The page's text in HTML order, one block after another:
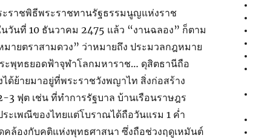
ราชพิธีพระราชทานรัฐธรรมนูญแห่งราช
วันที่ 10 ธันวาคม 2475 แล้ว “งานฉลอง” ก็ตาม
ายตราสามดวง” ว่าหมายถึง ประมวลกฎหมาย
ะพุทธยอดฟ้าจุฬาโลกมหาราช… ดุสิตธานีถือ
ด้ย้ายมาอยู่ที่พระราชวังพญาไท สิ่งก่อสร้าง
3 ฟุต เช่น ที่ทำการรัฐบาล บ้านเรือนราษฎร
ะเพณีของไทยแต่โบราณได้ถือวันแรม 1 ค่ำ
คล้องกับคติแห่งพุทธศาสนา ซึ่งถือช่วงฤดูเหมันต์